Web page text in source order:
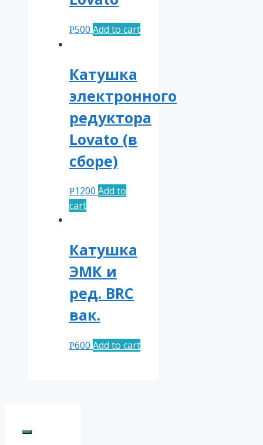
Р500 Add to cart
Катушка
электронного
редуктора
Lovato (в
сборе)
Р1200 Add to
cart
Катушка
ЭМК и
ред. BRC
вак.
Р600 Add to cart